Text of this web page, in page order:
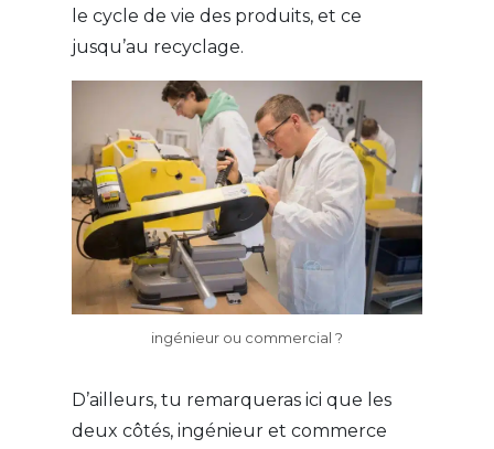
le cycle de vie des produits, et ce
jusqu’au recyclage.
ingénieur ou commercial ?
D’ailleurs, tu remarqueras ici que les
deux côtés, ingénieur et commerce